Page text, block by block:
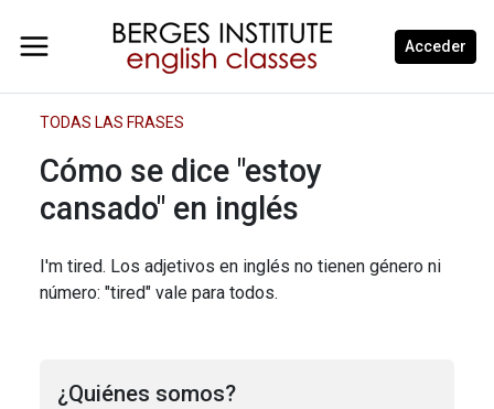
Acceder
TODAS LAS FRASES
Cómo se dice "estoy
cansado" en inglés
I'm tired. Los adjetivos en inglés no tienen género ni
número: "tired" vale para todos.
¿Quiénes somos?